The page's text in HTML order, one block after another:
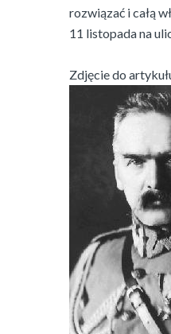
rozwiązać i całą
11 listopada na
Zdjęcie do